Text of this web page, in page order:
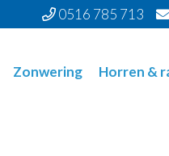
0516 785 713
Zonwering Horren &